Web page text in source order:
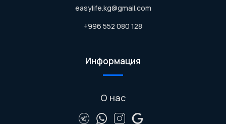
easylife.kg@gmail.com
+996 552 080 128
Информация
О нас